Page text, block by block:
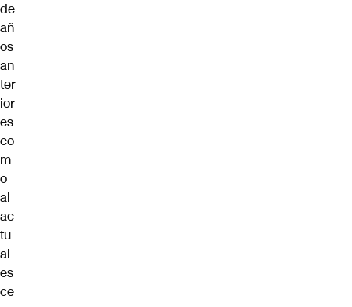
de
añ
os
an
ter
ior
es
co
m
o
al
ac
tu
al
es
ce